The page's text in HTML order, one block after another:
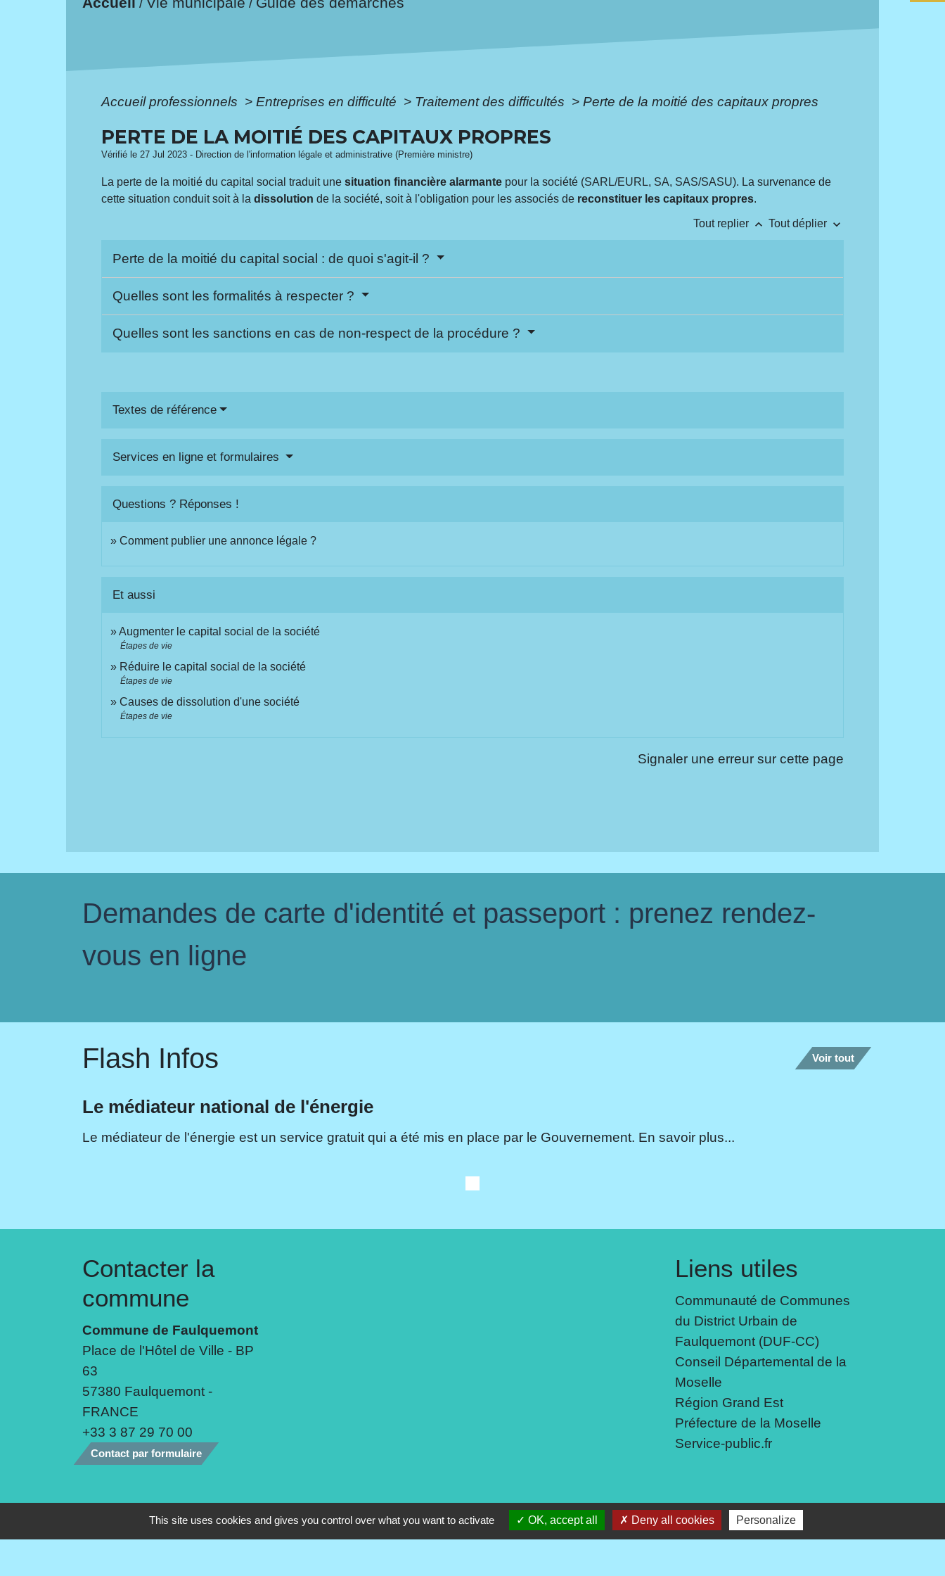
/ /
Accueil professionnels > Entreprises en difficulté > Traitement des difficultés > Perte de la moitié des capitaux propres
PERTE DE LA MOITIÉ DES CAPITAUX PROPRES
Vérifié le 27 Jul 2023 - Direction de l'information légale et administrative (Première ministre)
La perte de la moitié du capital social traduit unesituation financière alarmante pour la société (SARL/EURL, SA, SAS/SASU). La survenance de
cette situation conduit soit à ladissolution de la société, soit à l'obligation pour les associés de reconstituer les capitaux propres.
Tout replier keyboard_arrow_up Tout déplier keyboard_arrow_down
Perte de la moitié du capital social : de quoi s'agit-il ?
Quelles sont les formalités à respecter ?
Quelles sont les sanctions en cas de non-respect de la procédure ?
Textes de référence
Services en ligne et formulaires
Questions ? Réponses !
Comment publier une annonce légale ?
Et aussi
Augmenter le capital social de la société
Étapes de vie
Réduire le capital social de la société
Étapes de vie
Causes de dissolution d'une société
Étapes de vie
Signaler une erreur sur cette page
Demandes de carte d'identité et passeport : prenez rendez-
vous en ligne
Flash Infos Voir tout
Le médiateur national de l'énergie
Le médiateur de l'énergie est un service gratuit qui a été mis en place par le Gouvernement. En savoir plus...
Contacter la
commune
Commune de Faulquemont
Place de l'Hôtel de Ville - BP
63
57380 Faulquemont -
FRANCE
+33 3 87 29 70 00
Contact par formulaire
Liens utiles
Communauté de Communes
du District Urbain de
Faulquemont (DUF-CC)
Conseil Départemental de la
Moselle
Région Grand Est
Préfecture de la Moselle
Service-public.fr
Mentions légales - Politique de confidentialité - Accessibilité - Plan du site - Gestion des cookies
This site uses cookies and gives you control over what you want to activate OK, accept all Deny all cookies Personalize